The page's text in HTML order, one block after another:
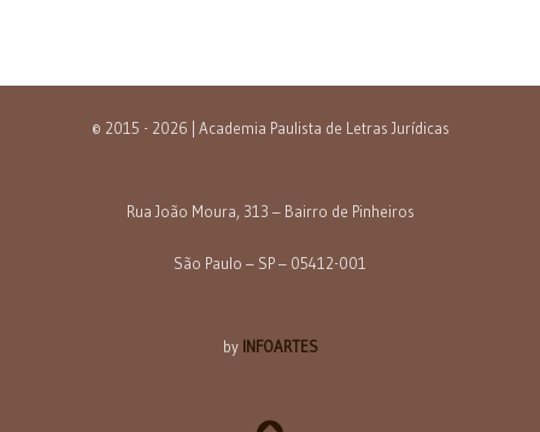
© 2015 - 2026 | Academia Paulista de Letras Jurídicas
Rua João Moura, 313 – Bairro de Pinheiros
São Paulo – SP – 05412-001
by INFOARTES